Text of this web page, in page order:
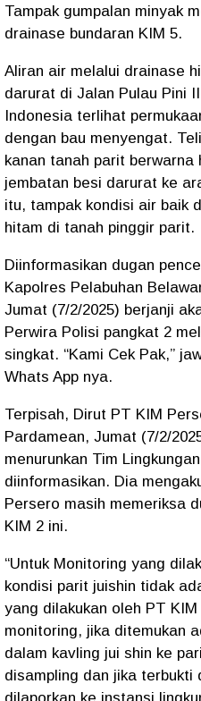
Tampak gumpalan minyak
drainase bundaran KIM 5.
Aliran air melalui drainase
darurat di Jalan Pulau Pini
Indonesia terlihat
dengan bau menyengat.
kanan tanah parit berwarna
jembatan besi darurat ke
itu, tampak kondisi air baik
hitam di tanah pinggir parit.
Diinformasikan dugan
Kapolres Pelabuhan
Jumat (7/2/2025) berjanji
Perwira Polisi pangkat 2
singkat. “Kami Cek Pak,”
Whats App nya.
Terpisah, Dirut PT KIM
Pardamean, Jumat (7/2/
menurunkan Tim
diinformasikan. Dia
Persero masih memeriksa
KIM 2 ini.
“Untuk Monitoring yang
kondisi parit juishin tidak
yang dilakukan oleh PT
monitoring, jika ditemukan
dalam kavling jui shin ke
disampling dan jika terbukti
dilaporkan ke instansi